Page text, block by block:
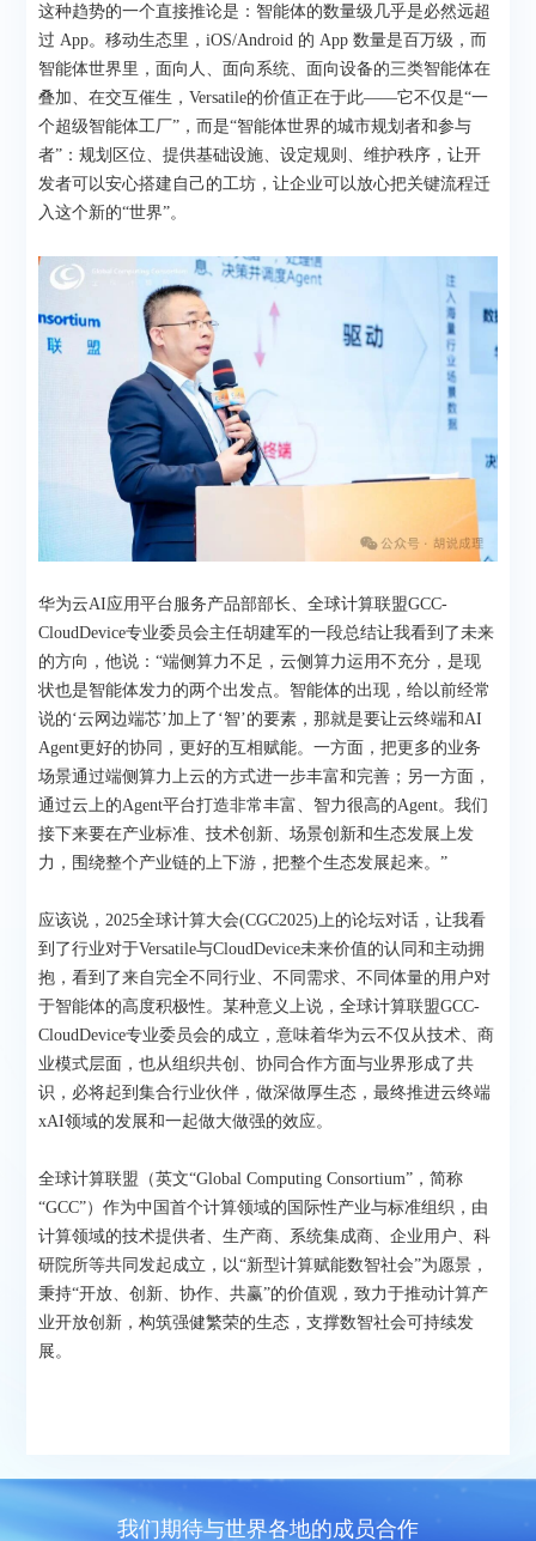
这种趋势的一个直接推论是：智能体的数量级几乎是必然远超
过 App。移动生态里，iOS/Android 的 App 数量是百万级，而
智能体世界里，面向人、面向系统、面向设备的三类智能体在
叠加、在交互催生，Versatile的价值正在于此——它不仅是“一
个超级智能体工厂”，而是“智能体世界的城市规划者和参与
者”：规划区位、提供基础设施、设定规则、维护秩序，让开
发者可以安心搭建自己的工坊，让企业可以放心把关键流程迁
入这个新的“世界”。
华为云AI应用平台服务产品部部长、全球计算联盟GCC-
CloudDevice专业委员会主任胡建军的一段总结让我看到了未来
的方向，他说：“端侧算力不足，云侧算力运用不充分，是现
状也是智能体发力的两个出发点。智能体的出现，给以前经常
说的‘云网边端芯’加上了‘智’的要素，那就是要让云终端和AI
Agent更好的协同，更好的互相赋能。一方面，把更多的业务
场景通过端侧算力上云的方式进一步丰富和完善；另一方面，
通过云上的Agent平台打造非常丰富、智力很高的Agent。我们
接下来要在产业标准、技术创新、场景创新和生态发展上发
力，围绕整个产业链的上下游，把整个生态发展起来。”
应该说，2025全球计算大会(CGC2025)上的论坛对话，让我看
到了行业对于Versatile与CloudDevice未来价值的认同和主动拥
抱，看到了来自完全不同行业、不同需求、不同体量的用户对
于智能体的高度积极性。某种意义上说，全球计算联盟GCC-
CloudDevice专业委员会的成立，意味着华为云不仅从技术、商
业模式层面，也从组织共创、协同合作方面与业界形成了共
识，必将起到集合行业伙伴，做深做厚生态，最终推进云终端
xAI领域的发展和一起做大做强的效应。
全球计算联盟（英文“Global Computing Consortium”，简称
“GCC”）作为中国首个计算领域的国际性产业与标准组织，由
计算领域的技术提供者、生产商、系统集成商、企业用户、科
研院所等共同发起成立，以“新型计算赋能数智社会”为愿景，
秉持“开放、创新、协作、共赢”的价值观，致力于推动计算产
业开放创新，构筑强健繁荣的生态，支撑数智社会可持续发
展。
我们期待与世界各地的成员合作